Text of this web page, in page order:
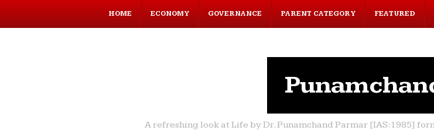
HOME ECONOMY GOVERNANCE PARENT CATEGORY FEATURED
A refreshing look at Life by Dr. Punamchand Parmar [IAS:1985]